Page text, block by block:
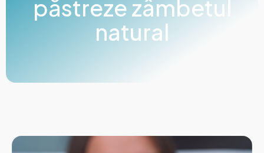
păstreze zâmbetul
natural